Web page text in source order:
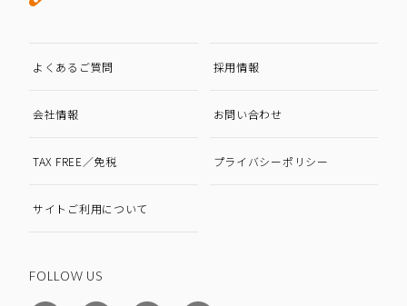
よくあるご質問 採用情報
会社情報 お問い合わせ
TAX FREE／免税 プライバシーポリシー
サイトご利用について
FOLLOW US